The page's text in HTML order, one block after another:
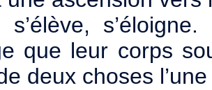
s’élève,
que leur corps
deux choses